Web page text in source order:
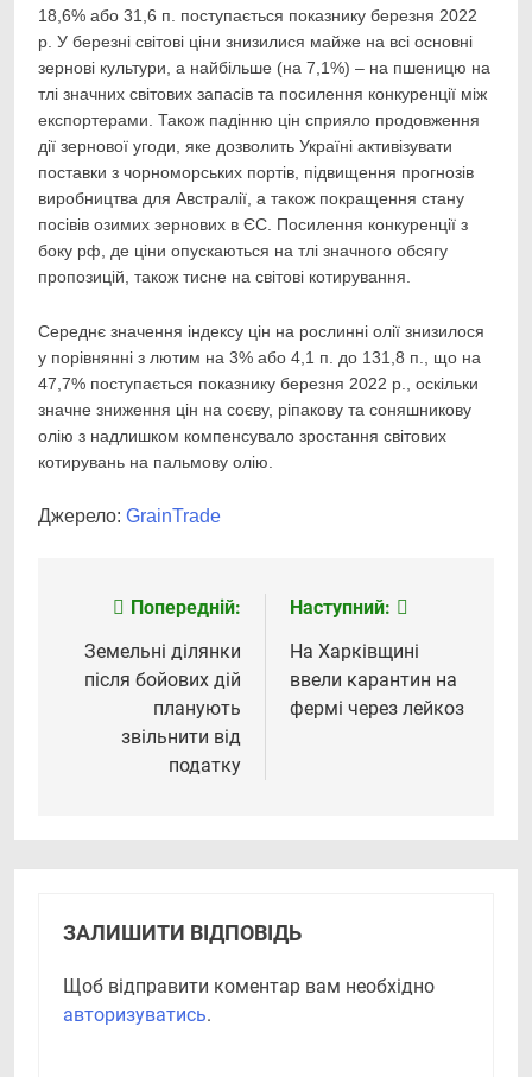
18,6% або 31,6 п. поступається показнику березня 2022
р. У березні світові ціни знизилися майже на всі основні
зернові культури, а найбільше (на 7,1%) – на пшеницю на
тлі значних світових запасів та посилення конкуренції між
експортерами. Також падінню цін сприяло продовження
дії зернової угоди, яке дозволить Україні активізувати
поставки з чорноморських портів, підвищення прогнозів
виробництва для Австралії, а також покращення стану
посівів озимих зернових в ЄС. Посилення конкуренції з
боку рф, де ціни опускаються на тлі значного обсягу
пропозицій, також тисне на світові котирування.
Середнє значення індексу цін на рослинні олії знизилося
у порівнянні з лютим на 3% або 4,1 п. до 131,8 п., що на
47,7% поступається показнику березня 2022 р., оскільки
значне зниження цін на соєву, ріпакову та соняшникову
олію з надлишком компенсувало зростання світових
котирувань на пальмову олію.
Джерело: GrainTrade
Навігація
записів
Попередній:
Земельні ділянки
після бойових дій
планують
звільнити від
податку
Наступний:
На Харківщині
ввели карантин на
фермі через лейкоз
ЗАЛИШИТИ ВІДПОВІДЬ
Щоб відправити коментар вам необхідно
авторизуватись.